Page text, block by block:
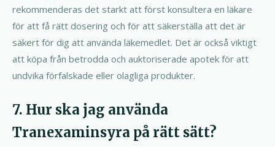
rekommenderas det starkt att först konsultera en läkare
för att få rätt dosering och för att säkerställa att det är
säkert för dig att använda läkemedlet. Det är också viktigt
att köpa från betrodda och auktoriserade apotek för att
undvika förfalskade eller olagliga produkter.
7. Hur ska jag använda
Tranexaminsyra på rätt sätt?